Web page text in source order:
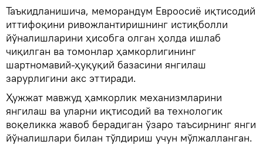
Таъкидланишича, меморандум Евроосиё иқтисодий
иттифоқини ривожлантиришнинг истиқболли
йўналишларини ҳисобга олган ҳолда ишлаб
чиқилган ва томонлар ҳамкорлигининг
шартномавий-ҳуқуқий базасини янгилаш
зарурлигини акс эттиради.
Ҳужжат мавжуд ҳамкорлик механизмларини
янгилаш ва уларни иқтисодий ва технологик
воқеликка жавоб берадиган ўзаро таъсирнинг янги
йўналишлари билан тўлдириш учун мўлжалланган.